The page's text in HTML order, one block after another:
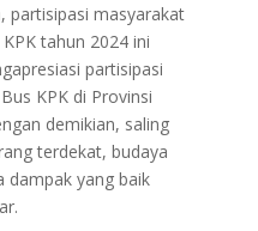
partisipasi masyarakat
tahun 2024 ini
partisipasi
KPK di Provinsi
demikian, saling
terdekat, budaya
dampak yang baik